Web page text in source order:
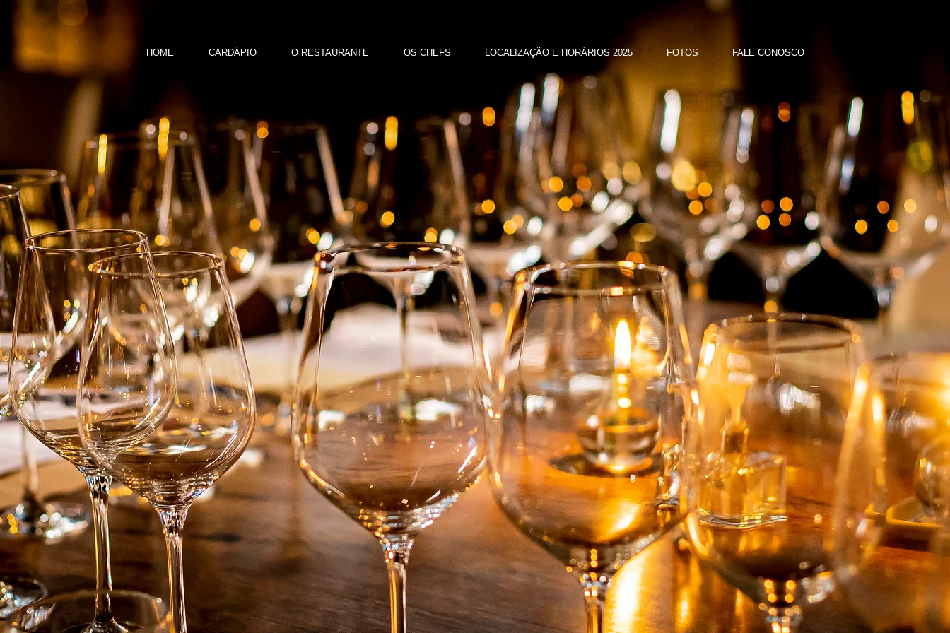
HOME CARDÁPIO O RESTAURANTE OS CHEFS LOCALIZAÇÃO E HORÁRIOS 2025 FOTOS FALE CONOSCO